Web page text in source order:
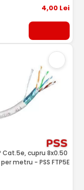
4,00 Lei
Cat.5e, cupru 8x0.50
metru - PSS FTP5E